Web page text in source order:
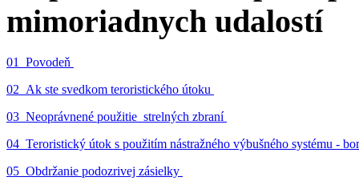
mimoriadnych udalostí
01_Povodeň
02_Ak ste svedkom teroristického útoku
03_Neoprávnené použitie strelných zbraní
04_Teroristický útok s použitím nástražného výbušného systému -
05_Obdržanie podozrivej zásielky